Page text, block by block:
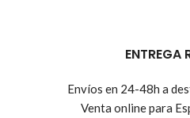
ENTREGA
Envíos en 24-48h a
Venta online para